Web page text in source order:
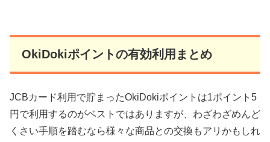
OkiDokiポイントの有効利用まとめ
JCBカード利用で貯まったOkiDokiポイントは1ポイント5
円で利用するのがベストではありますが、わざわざめんど
くさい手順を踏むなら様々な商品との交換もアリかもしれ